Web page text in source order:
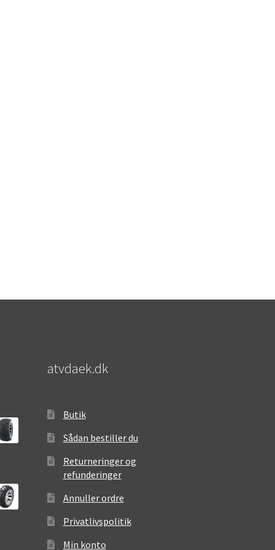
atvdaek.dk
Butik
Sådan bestiller du
Returneringer og
refunderinger
Annuller ordre
Privatlivspolitik
Min konto